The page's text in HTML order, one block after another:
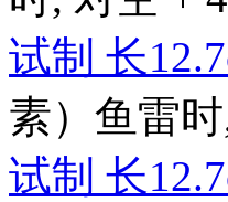
试制 长
素）鱼雷
试制 长